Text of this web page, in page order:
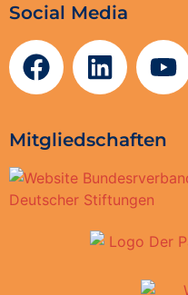
Social Media
Mitgliedschaften